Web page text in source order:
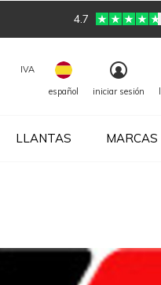
LLANTAS MARCAS
IVA
español
iniciar sesión
4.7